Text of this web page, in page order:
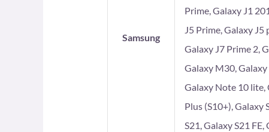
Samsung
Prime, Galaxy J1
J5 Prime, Galaxy J5
Galaxy J7 Prime 2,
Galaxy M30,
Galaxy Note 10 lite,
Plus (S10+), Galaxy
S21, Galaxy S21